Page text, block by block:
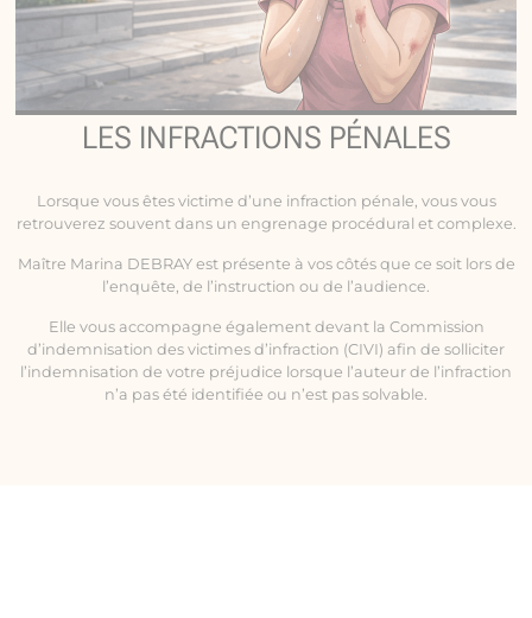
LES INFRACTIONS PÉNALES
Lorsque vous êtes victime d’une infraction pénale, vous vous
retrouverez souvent dans un engrenage procédural et complexe.
Maître Marina DEBRAY est présente à vos côtés que ce soit lors de
l’enquête, de l’instruction ou de l’audience.
Elle vous accompagne également devant la Commission
d’indemnisation des victimes d’infraction (CIVI) afin de solliciter
l’indemnisation de votre préjudice lorsque l’auteur de l’infraction
n’a pas été identifiée ou n’est pas solvable.